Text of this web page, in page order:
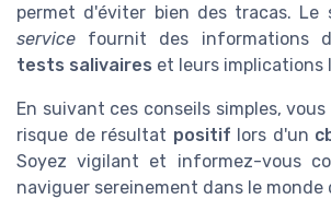
permet d'éviter bien des tracas. Le
service fournit des informations
tests salivaires et leurs implications
En suivant ces conseils simples,
risque de résultat positif lors d'un
Soyez vigilant et informez-vous
naviguer sereinement dans le monde